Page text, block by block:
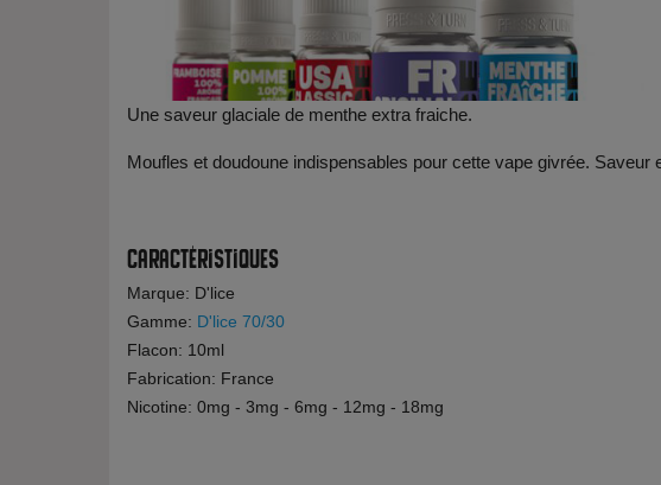
Une saveur glaciale de menthe extra fraiche.
Moufles et doudoune indispensables pour cette vape givrée. Saveur
Caractéristiques
Marque: D'lice
Gamme: D'lice 70/30
Flacon: 10ml
Fabrication: France
Nicotine: 0mg - 3mg - 6mg - 12mg - 18mg